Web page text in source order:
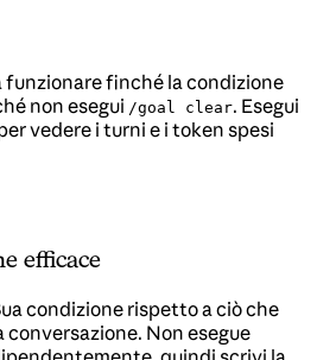
finché la condizione
non esegui /goal clear. Esegui
vedere i turni e i token spesi
efficace
condizione rispetto a ciò che
conversazione. Non esegue